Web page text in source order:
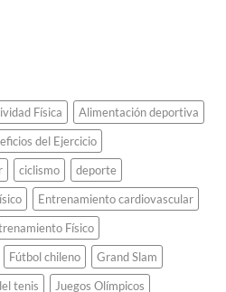
viejos.
Física
Alimentación deportiva
del Ejercicio
ciclismo
deporte
Entrenamiento cardiovascular
Físico
Fútbol chileno
Grand Slam
tenis
Juegos Olímpicos